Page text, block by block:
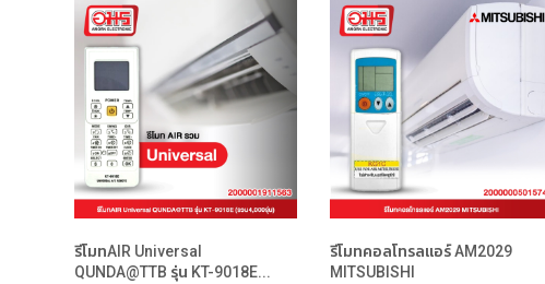
รีโมทAIR Universal
QUNDA@TTB รุ่น KT-9018E...
รีโมทคอลโทรลแอร์ AM2029
MITSUBISHI